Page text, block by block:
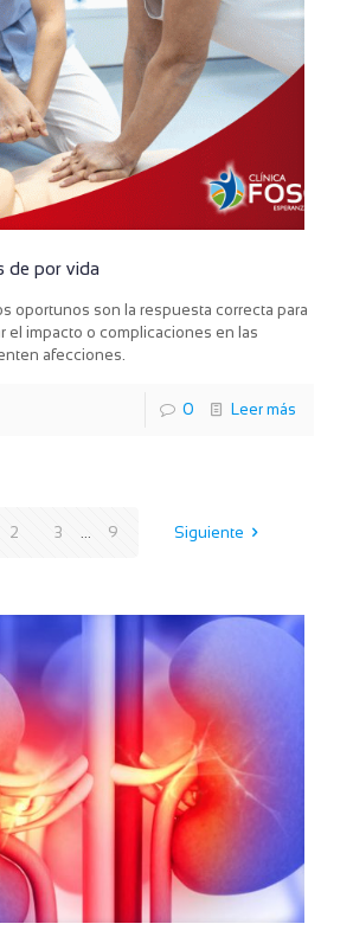
de por vida
oportunos son la respuesta correcta para
el impacto o complicaciones en las
afecciones.
0 Leer más
2 3 ... 9 Siguiente